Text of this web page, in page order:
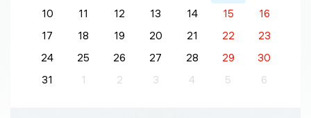
10
11 12 13 14 15
16
17
18 19 20 21 22
23
24
25 26 27 28 29
30
31
1 2 3 4 5 6